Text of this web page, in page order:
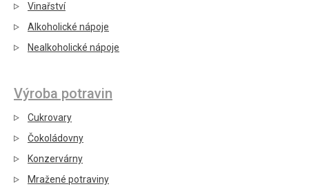
Vinařství
Alkoholické nápoje
Nealkoholické nápoje
Výroba potravin
Cukrovary
Čokoládovny
Konzervárny
Mražené potraviny